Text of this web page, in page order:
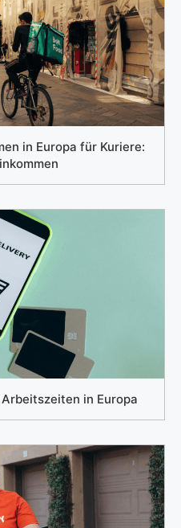
in Europa für Kuriere:
in Europa